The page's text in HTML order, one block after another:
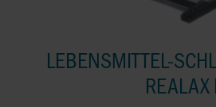
LEBENSMITTEL-
REALAX